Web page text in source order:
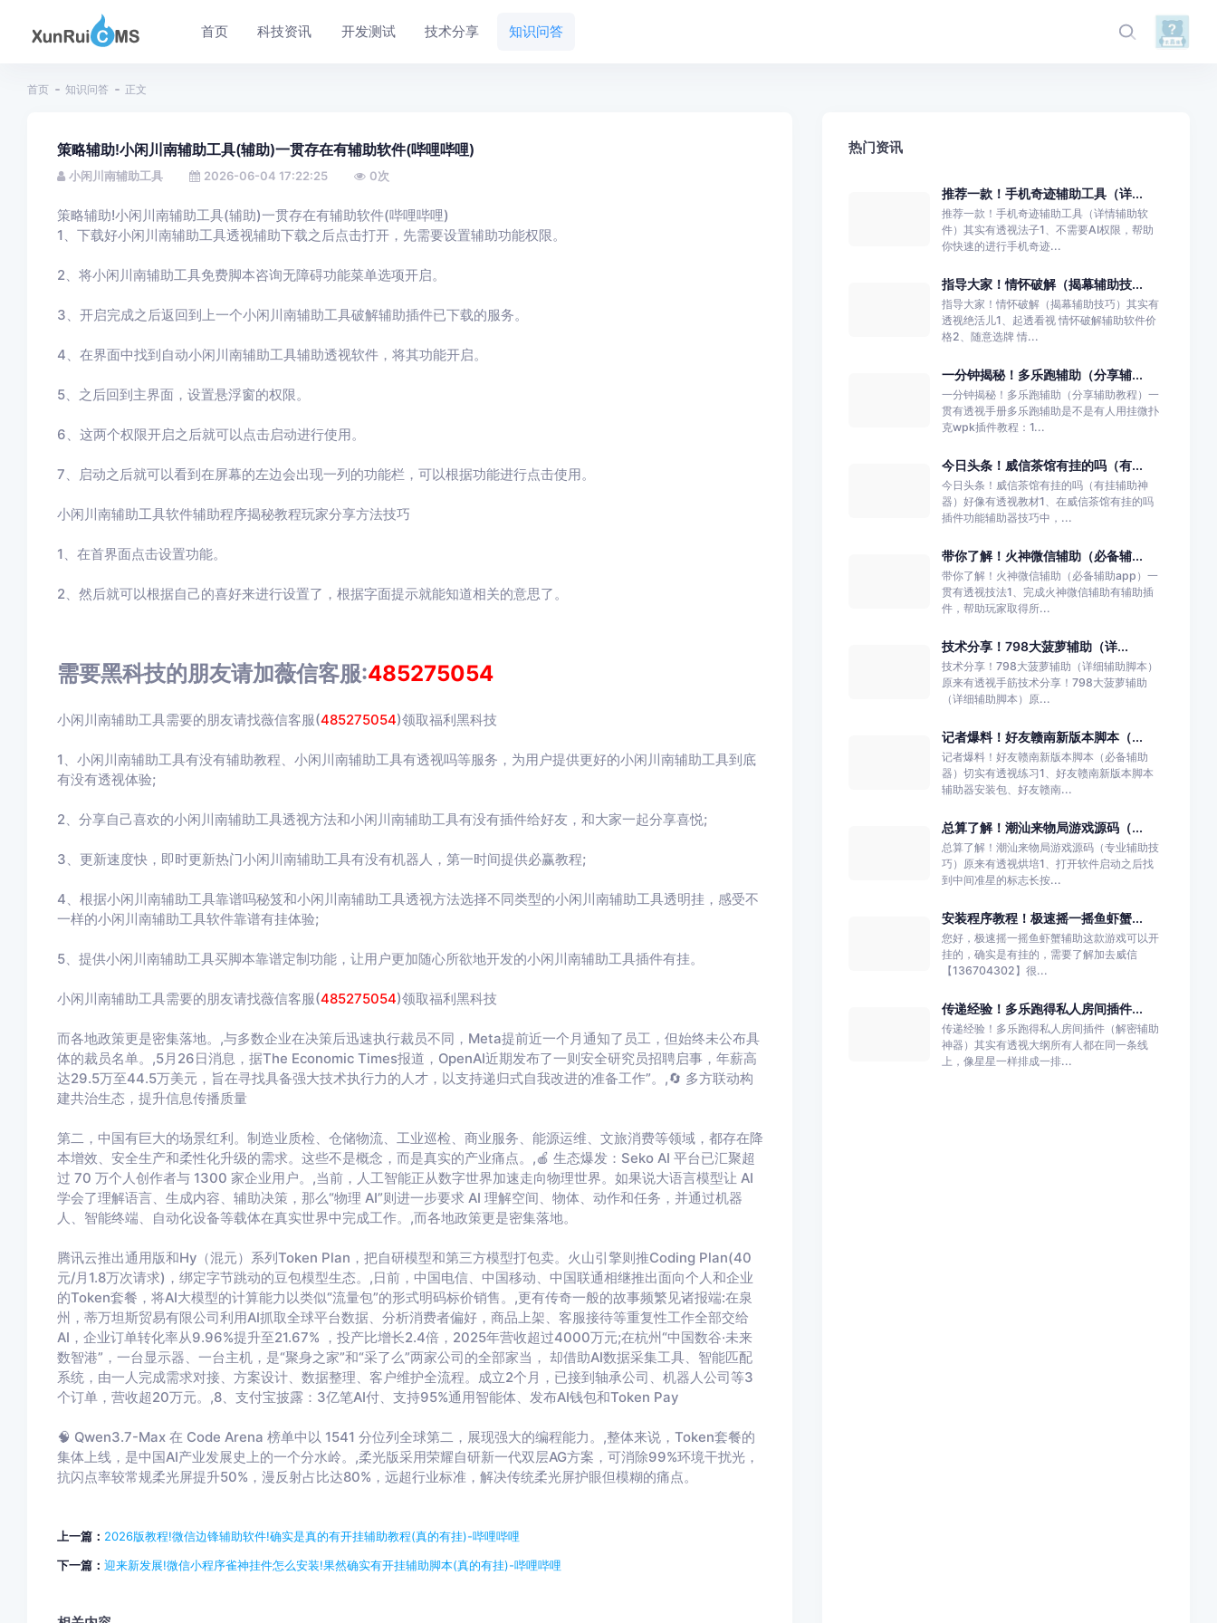
首页 科技资讯 开发测试 技术分享 知识问答
首页 知识问答 正文
策略辅助!小闲川南辅助工具(辅助)一贯存在有辅助软件(哔哩哔哩)
小闲川南辅助工具 2026-06-04 17:22:25 0次
策略辅助!小闲川南辅助工具(辅助)一贯存在有辅助软件(哔哩哔哩)
1、下载好小闲川南辅助工具透视辅助下载之后点击打开，先需要设置辅助功能权限。
2、将小闲川南辅助工具免费脚本咨询无障碍功能菜单选项开启。
3、开启完成之后返回到上一个小闲川南辅助工具破解辅助插件已下载的服务。
4、在界面中找到自动小闲川南辅助工具辅助透视软件，将其功能开启。
5、之后回到主界面，设置悬浮窗的权限。
6、这两个权限开启之后就可以点击启动进行使用。
7、启动之后就可以看到在屏幕的左边会出现一列的功能栏，可以根据功能进行点击使用。
小闲川南辅助工具软件辅助程序揭秘教程玩家分享方法技巧
1、在首界面点击设置功能。
2、然后就可以根据自己的喜好来进行设置了，根据字面提示就能知道相关的意思了。
需要黑科技的朋友请加薇信客服:485275054
小闲川南辅助工具需要的朋友请找薇信客服(485275054)领取福利黑科技
1、小闲川南辅助工具有没有辅助教程、小闲川南辅助工具有透视吗等服务，为用户提供更好的小闲川南辅助工具到底
有没有透视体验;
2、分享自己喜欢的小闲川南辅助工具透视方法和小闲川南辅助工具有没有插件给好友，和大家一起分享喜悦;
3、更新速度快，即时更新热门小闲川南辅助工具有没有机器人，第一时间提供必赢教程;
4、根据小闲川南辅助工具靠谱吗秘笈和小闲川南辅助工具透视方法选择不同类型的小闲川南辅助工具透明挂，感受不
一样的小闲川南辅助工具软件靠谱有挂体验;
5、提供小闲川南辅助工具买脚本靠谱定制功能，让用户更加随心所欲地开发的小闲川南辅助工具插件有挂。
小闲川南辅助工具需要的朋友请找薇信客服(485275054)领取福利黑科技
而各地政策更是密集落地。,与多数企业在决策后迅速执行裁员不同，Meta提前近一个月通知了员工，但始终未公布具
体的裁员名单。,5月26日消息，据The Economic Times报道，OpenAI近期发布了一则安全研究员招聘启事，年薪高
达29.5万至44.5万美元，旨在寻找具备强大技术执行力的人才，以支持递归式自我改进的准备工作”。,🔄 多方联动构
建共治生态，提升信息传播质量
第二，中国有巨大的场景红利。制造业质检、仓储物流、工业巡检、商业服务、能源运维、文旅消费等领域，都存在降
本增效、安全生产和柔性化升级的需求。这些不是概念，而是真实的产业痛点。,🍎 生态爆发：Seko AI 平台已汇聚超
过 70 万个人创作者与 1300 家企业用户。,当前，人工智能正从数字世界加速走向物理世界。如果说大语言模型让 AI
学会了理解语言、生成内容、辅助决策，那么“物理 AI”则进一步要求 AI 理解空间、物体、动作和任务，并通过机器
人、智能终端、自动化设备等载体在真实世界中完成工作。,而各地政策更是密集落地。
腾讯云推出通用版和Hy（混元）系列Token Plan，把自研模型和第三方模型打包卖。火山引擎则推Coding Plan(40
元/月1.8万次请求)，绑定字节跳动的豆包模型生态。,日前，中国电信、中国移动、中国联通相继推出面向个人和企业
的Token套餐，将AI大模型的计算能力以类似“流量包”的形式明码标价销售。,更有传奇一般的故事频繁见诸报端:在泉
州，蒂万坦斯贸易有限公司利用AI抓取全球平台数据、分析消费者偏好，商品上架、客服接待等重复性工作全部交给
AI，企业订单转化率从9.96%提升至21.67% ，投产比增长2.4倍，2025年营收超过4000万元;在杭州“中国数谷·未来
数智港”，一台显示器、一台主机，是“聚身之家”和“采了么”两家公司的全部家当， 却借助AI数据采集工具、智能匹配
系统，由一人完成需求对接、方案设计、数据整理、客户维护全流程。成立2个月，已接到轴承公司、机器人公司等3
个订单，营收超20万元。,8、支付宝披露：3亿笔AI付、支持95%通用智能体、发布AI钱包和Token Pay
🧠 Qwen3.7-Max 在 Code Arena 榜单中以 1541 分位列全球第二，展现强大的编程能力。,整体来说，Token套餐的
集体上线，是中国AI产业发展史上的一个分水岭。,柔光版采用荣耀自研新一代双层AG方案，可消除99%环境干扰光，
抗闪点率较常规柔光屏提升50%，漫反射占比达80%，远超行业标准，解决传统柔光屏护眼但模糊的痛点。
上一篇： 2026版教程!微信边锋辅助软件!确实是真的有开挂辅助教程(真的有挂)-哔哩哔哩
下一篇： 迎来新发展!微信小程序雀神挂件怎么安装!果然确实有开挂辅助脚本(真的有挂)-哔哩哔哩
热门资讯
推荐一款！手机奇迹辅助工具（详...
推荐一款！手机奇迹辅助工具（详情辅助软
件）其实有透视法子1、不需要AI权限，帮助
你快速的进行手机奇迹...
指导大家！情怀破解（揭幕辅助技...
指导大家！情怀破解（揭幕辅助技巧）其实有
透视绝活儿1、起透看视 情怀破解辅助软件价
格2、随意选牌 情...
一分钟揭秘！多乐跑辅助（分享辅...
一分钟揭秘！多乐跑辅助（分享辅助教程）一
贯有透视手册多乐跑辅助是不是有人用挂微扑
克wpk插件教程：1...
今日头条！威信茶馆有挂的吗（有...
今日头条！威信茶馆有挂的吗（有挂辅助神
器）好像有透视教材1、在威信茶馆有挂的吗
插件功能辅助器技巧中，...
带你了解！火神微信辅助（必备辅...
带你了解！火神微信辅助（必备辅助app）一
贯有透视技法1、完成火神微信辅助有辅助插
件，帮助玩家取得所...
技术分享！798大菠萝辅助（详...
技术分享！798大菠萝辅助（详细辅助脚本）
原来有透视手筋技术分享！798大菠萝辅助
（详细辅助脚本）原...
记者爆料！好友赣南新版本脚本（...
记者爆料！好友赣南新版本脚本（必备辅助
器）切实有透视练习1、好友赣南新版本脚本
辅助器安装包、好友赣南...
总算了解！潮汕来物局游戏源码（...
总算了解！潮汕来物局游戏源码（专业辅助技
巧）原来有透视烘培1、打开软件启动之后找
到中间准星的标志长按...
安装程序教程！极速摇一摇鱼虾蟹...
您好，极速摇一摇鱼虾蟹辅助这款游戏可以开
挂的，确实是有挂的，需要了解加去威信
【136704302】很...
传递经验！多乐跑得私人房间插件...
传递经验！多乐跑得私人房间插件（解密辅助
神器）其实有透视大纲所有人都在同一条线
上，像星星一样排成一排...